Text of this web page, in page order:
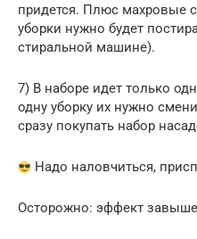
придется. Плюс махровые
уборки нужно будет
стиральной машине).
7) В наборе идет только
одну уборку их нужно
сразу покупать набор
Надо наловчиться,
Осторожно: эффект